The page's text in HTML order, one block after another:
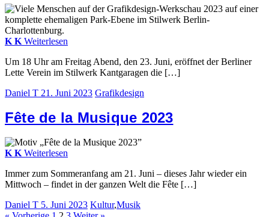
K K Weiterlesen
Um 18 Uhr am Freitag Abend, den 23. Juni, eröffnet der Berliner
Lette Verein im Stilwerk Kantgaragen die […]
Daniel T 21. Juni 2023 Grafikdesign
Fête de la Musique 2023
K K Weiterlesen
Immer zum Sommeranfang am 21. Juni – dieses Jahr wieder ein
Mittwoch – findet in der ganzen Welt die Fête […]
Daniel T 5. Juni 2023 Kultur,Musik